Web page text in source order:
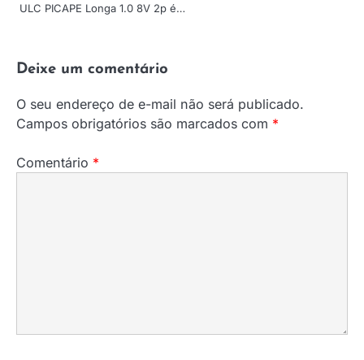
ULC PICAPE Longa 1.0 8V 2p é…
Deixe um comentário
O seu endereço de e-mail não será publicado.
Campos obrigatórios são marcados com *
Comentário *